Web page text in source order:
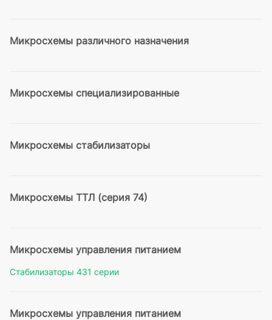
Микросхемы различного назначения
Микросхемы специализированные
Микросхемы стабилизаторы
Микросхемы ТТЛ (серия 74)
Микросхемы управления питанием
Стабилизаторы 431 серии
Микросхемы управления питанием